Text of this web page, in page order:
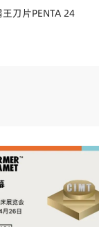
刀片PENTA 24